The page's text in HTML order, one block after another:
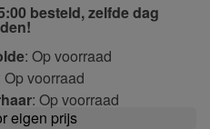
besteld, zelfde dag
: Op voorraad
Op voorraad
: Op voorraad
eigen prijs